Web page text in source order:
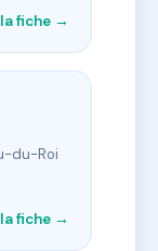
fiche →
du-Roi
fiche →